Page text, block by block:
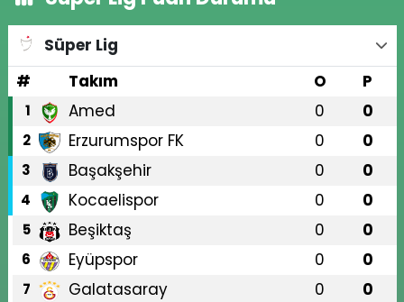
Süper Lig
#
Takım O P
1 Amed 0 0
2 Erzurumspor FK 0 0
3 Başakşehir 0 0
4 Kocaelispor 0 0
5 Beşiktaş 0 0
6 Eyüpspor 0 0
7 Galatasaray 0 0